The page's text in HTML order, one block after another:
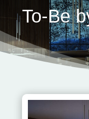
To-Be